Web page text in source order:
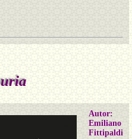
Autor:
Emiliano
Fittipaldi